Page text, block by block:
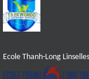
Ecole Thanh-Long